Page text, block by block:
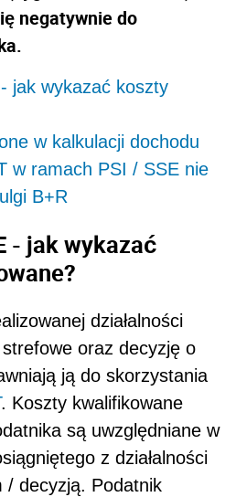
negatywnie do
jak wykazać koszty
w kalkulacji dochodu
w ramach PSI / SSE nie
B+R
- jak wykazać
działalności
oraz decyzję o
ją do skorzystania
. Koszty kwalifikowane
są uwzględniane w
z działalności
/ decyzją. Podatnik